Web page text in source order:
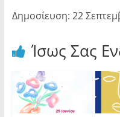
Δημοσίευση: 22
Ίσως Σας